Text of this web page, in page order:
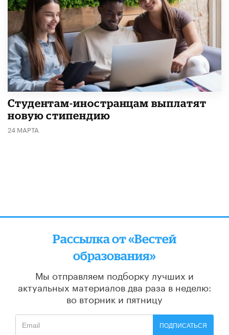
Студентам-иностранцам выплатят
новую стипендию
24 МАРТА
Рассылка от «Вестей
образования»
Мы отправляем подборку лучших и
актуальных материалов два раза в неделю:
во вторник и пятницу
ПОДПИСАТЬСЯ